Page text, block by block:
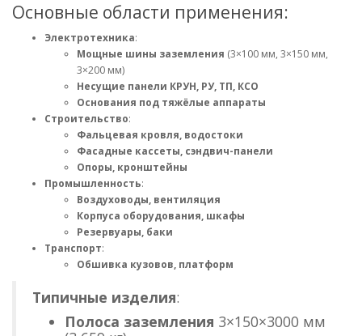
Основные области применения:
Электротехника:
Мощные шины заземления (3×100 мм, 3×150 мм,
3×200 мм)
Несущие панели КРУН, РУ, ТП, КСО
Основания под тяжёлые аппараты
Строительство:
Фальцевая кровля, водостоки
Фасадные кассеты, сэндвич-панели
Опоры, кронштейны
Промышленность:
Воздуховоды, вентиляция
Корпуса оборудования, шкафы
Резервуары, баки
Транспорт:
Обшивка кузовов, платформ
Типичные изделия:
Полоса заземления 3×150×3000 мм